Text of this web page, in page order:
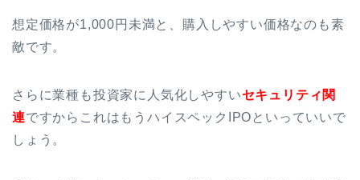
想定価格が1,000円未満と、購入しやすい価格なのも素
敵です。
さらに業種も投資家に人気化しやすいセキュリティ関
連ですからこれはもうハイスペックIPOといっていいで
しょう。